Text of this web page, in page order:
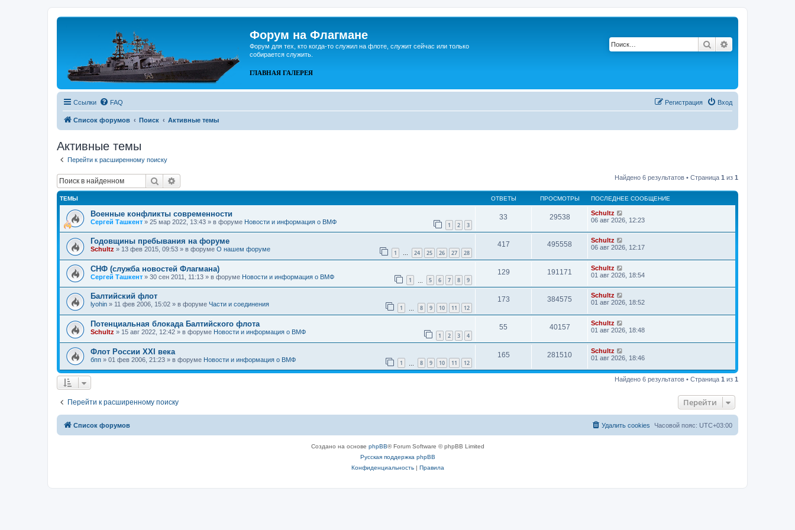
Форум на Флагмане
Форум для тех, кто когда-то служил на флоте, служит сейчас или только
собирается служить.
ГЛАВНАЯ ГАЛЕРЕЯ
Поиск
Ссылки FAQ Вход
Регистрация
Список форумов Поиск Активные темы
Активные темы
Перейти к расширенному поиску
Поиск Найдено 6 результатов • Страница 1 из 1
ТЕМЫ ОТВЕТЫ ПРОСМОТРЫ ПОСЛЕДНЕЕ СООБЩЕНИЕ
Военные конфликты современности
Сергей Ташкент » 25 мар 2022, 13:43 » в форуме Новости и информация о ВМФ 1 2 3
33 29538
Schultz
06 авг 2026, 12:23
Годовщины пребывания на форуме
Schultz » 13 фев 2015, 09:53 » в форуме О нашем форуме 1 … 24 25 26 27 28
417 495558
Schultz
06 авг 2026, 12:17
СНФ (служба новостей Флагмана)
Сергей Ташкент » 30 сен 2011, 11:13 » в форуме Новости и информация о ВМФ 1 5 6 7 8 9
129 191171
Schultz
01 авг 2026, 18:54
Балтийский флот
lyohin » 11 фев 2006, 15:02 » в форуме Части и соединения 1 8 9 10 11 12
173 384575
Schultz
01 авг 2026, 18:52
Потенциальная блокада Балтийского флота
Schultz » 15 авг 2022, 12:42 » в форуме Новости и информация о ВМФ 1 2 3 4
55 40157
Schultz
01 авг 2026, 18:48
Флот России ХХI века
бпп » 01 фев 2006, 21:23 » в форуме Новости и информация о ВМФ 1 8 9 10 11 12
165 281510
Schultz
01 авг 2026, 18:46
Найдено 6 результатов • Страница 1 из 1
Перейти к расширенному поиску Перейти
Список форумов Часовой пояс: UTC+03:00
Удалить cookies
Создано на основе phpBB® Forum Software © phpBB Limited
Русская поддержка phpBB
Конфиденциальность| Правила